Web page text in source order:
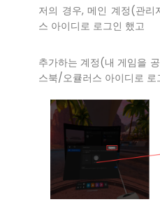
저의 경우, 메인 계정(관
스 아이디로 로그인 했고
추가하는 계정(내 게임을
스북/오큘러스 아이디로 로